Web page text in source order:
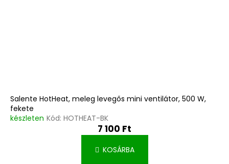
Salente HotHeat, meleg levegős mini ventilátor, 500 W,
fekete
készleten Kód: HOTHEAT-BK
7 100 Ft
KOSÁRBA